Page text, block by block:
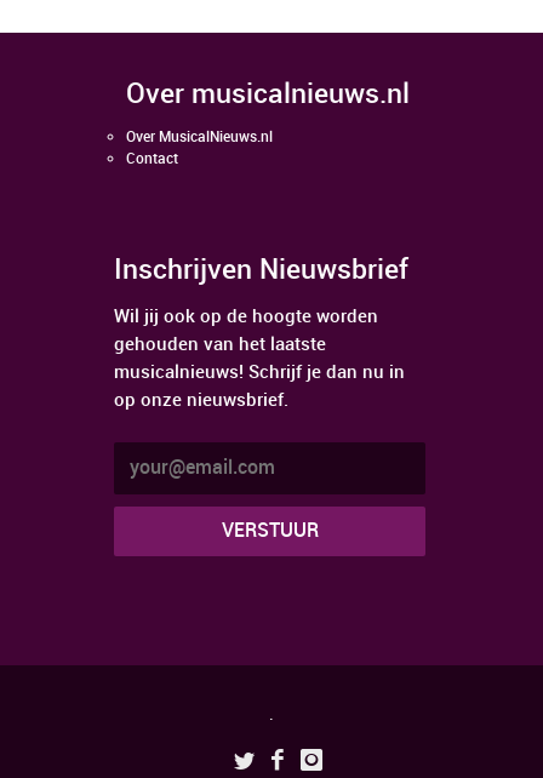
over musicalnieuws.nl
Over MusicalNieuws.nl
Contact
Inschrijven Nieuwsbrief
Wil jij ook op de hoogte worden
gehouden van het laatste
musicalnieuws! Schrijf je dan nu in
op onze nieuwsbrief.
.